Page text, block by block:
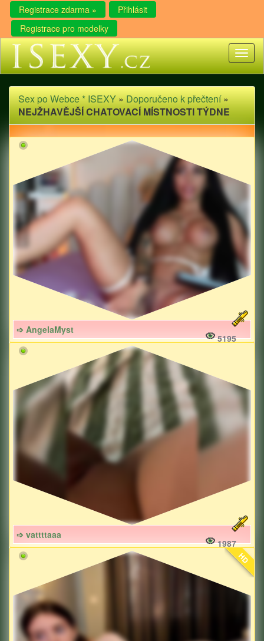
Registrace zdarma »
Přihlásit
Registrace pro modelky
Sex po Webce * ISEXY»Doporučeno k přečtení»
NEJŽHAVĚJŠÍ CHATOVACÍ MÍSTNOSTI TÝDNE
➩ AngelaMyst
5195
➩ vattttaaa
1987
HD